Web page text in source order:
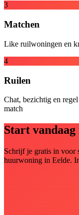
3
Matchen
Like ruilwoningen en
4
Ruilen
Chat, bezichtig en
match
Start
Schrijf je gratis in voor
huurwoning in Eelde.